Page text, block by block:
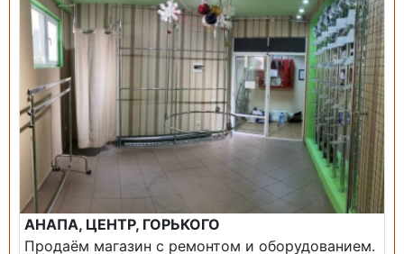
АНАПА, ЦЕНТР, ГОРЬКОГО
Продаём магазин с ремонтом и оборудованием.